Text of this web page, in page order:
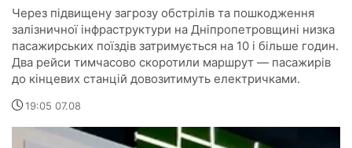
Через підвищену загрозу обстрілів та пошкодження
залізничної інфраструктури на Дніпропетровщині низка
пасажирських поїздів затримується на 10 і більше годин.
Два рейси тимчасово скоротили маршрут — пасажирів
до кінцевих станцій довозитимуть електричками.
19:05 07.08